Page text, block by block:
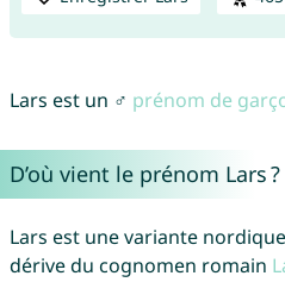
Lars est un ♂ prénom de
D’où vient le prénom Lars ?
Lars est une variante
dérive du cognomen romain